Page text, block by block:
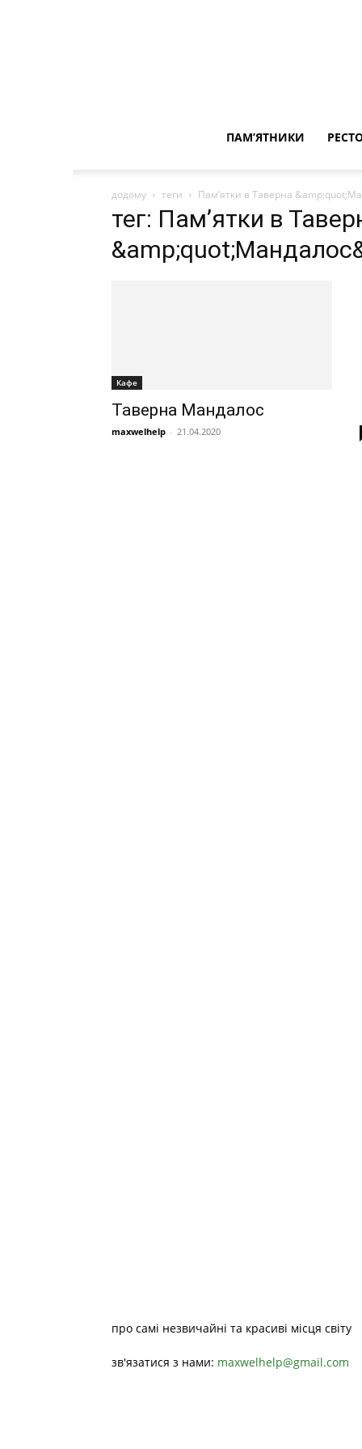
ПАМ’ЯТНИКИ
додому теги Пам’ятки в Таверна
тег: Пам’ятки в
Кафе
Таверна Мандалос
maxwelhelp - 21.04.2020
про самі незвичайні та красиві місця світу
зв'язатися з нами: maxwelhelp@gmail.com